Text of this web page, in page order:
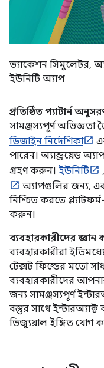
ভ্যাকেশন সিমুলেটর,
ইউনিটি অ্যাপ
প্রতিষ্ঠিত প্যাটার্ন
সামঞ্জস্যপূর্ণ
ডিজাইন নির্দেশিকা
পারেন। অ্যান্ড্রয়েড
গ্রহণ করুন। ইউনিটি ,
অ্যাপগুলির জন্য,
নিশ্চিত করতে
করুন।
ব্যবহারকারীদের জ্ঞান
ব্যবহারকারীরা
টেক্সট ফিল্ডের মতো
ব্যবহারকারীদের
জন্য সামঞ্জস্যপূর্ণ
বস্তুর সাথে
ভিজ্যুয়াল ইঙ্গিত যোগ